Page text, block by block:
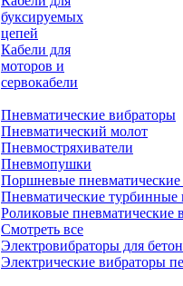
буксируемых
цепей
Кабели для
моторов и
сервокабели
Пневматические вибраторы
Пневматический молот
Пневмостряхиватели
Пневмопушки
Поршневые пневматические
Пневматические турбинные
Роликовые пневматические
Смотреть все
Электровибраторы для
Электрические вибраторы